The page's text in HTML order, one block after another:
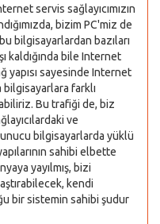
servis sağlayıcımızın
bizim PC'miz de
bilgisayarlardan bazıları
kaldığında bile Internet
yapısı sayesinde Internet
farklı
Bu trafiği de, biz
ve
bilgisayarlarda yüklü
sahibi elbette
yayılmış, bizi
kendi
bir sistemin sahibi şudur